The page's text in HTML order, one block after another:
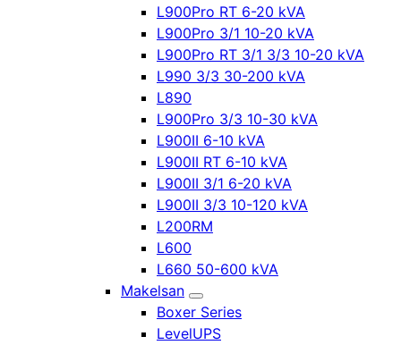
L900Pro RT 6-20 kVA
L900Pro 3/1 10-20 kVA
L900Pro RT 3/1 3/3 10-20 kVA
L990 3/3 30-200 kVA
L890
L900Pro 3/3 10-30 kVA
L900II 6-10 kVA
L900II RT 6-10 kVA
L900II 3/1 6-20 kVA
L900II 3/3 10-120 kVA
L200RM
L600
L660 50-600 kVA
Makelsan
Boxer Series
LevelUPS